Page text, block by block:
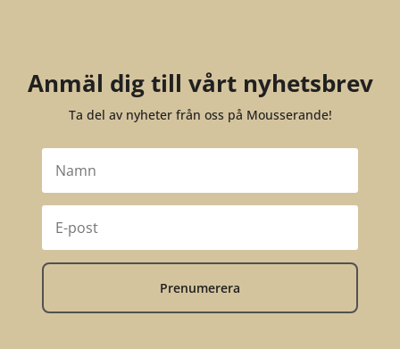
Anmäl dig till vårt nyhetsbrev
Ta del av nyheter från oss på Mousserande!
Prenumerera